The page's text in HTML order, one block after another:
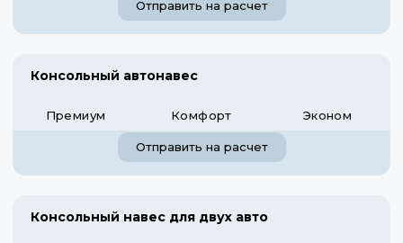
Отправить на расчет
Консольный автонавес
Премиум Комфорт Эконом
Отправить на расчет
Консольный навес для двух авто